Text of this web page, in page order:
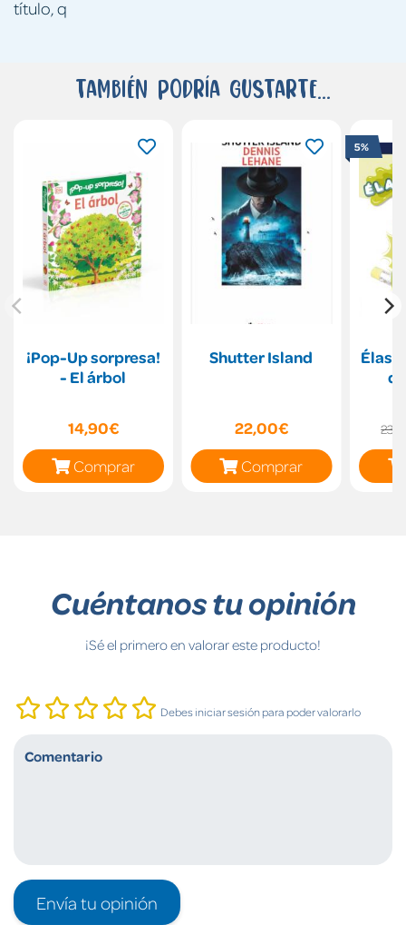
título, q
También podría gustarte...
¡Pop-Up sorpresa!
- El árbol
14,90€
Comprar
Shutter Island
22,00€
Comprar
5%
d
Cuéntanos tu opinión
¡Sé el primero en valorar este producto!
Debes iniciar sesión para poder valorarlo
Envía tu opinión